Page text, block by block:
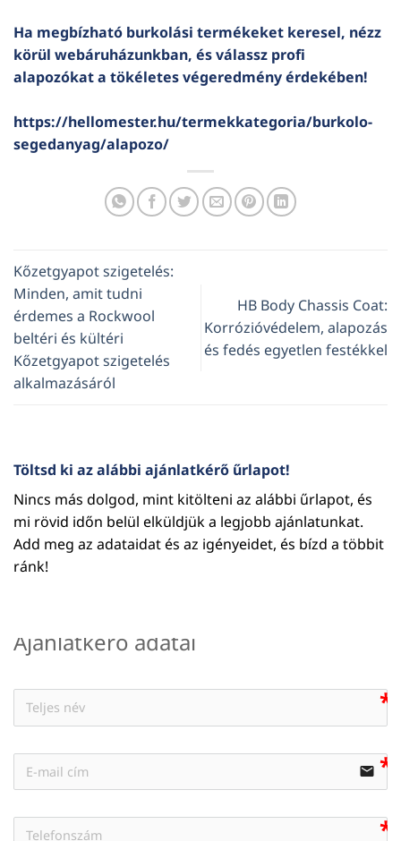
Ha megbízható burkolási termékeket keresel, nézz
körül webáruházunkban, és válassz profi
alapozókat a tökéletes végeredmény érdekében!
https://hellomester.hu/termekkategoria/burkolo-
segedanyag/alapozo/
Kőzetgyapot szigetelés:
Minden, amit tudni
érdemes a Rockwool
beltéri és kültéri
Kőzetgyapot szigetelés
alkalmazásáról
HB Body Chassis Coat:
Korrózióvédelem, alapozás
és fedés egyetlen festékkel
Töltsd ki az alábbi ajánlatkérő űrlapot!
Nincs más dolgod, mint kitölteni az alábbi űrlapot, és
mi rövid időn belül elküldjük a legjobb ajánlatunkat.
Add meg az adataidat és az igényeidet, és bízd a többit
ránk!
Ajánlatkérő adatai
email